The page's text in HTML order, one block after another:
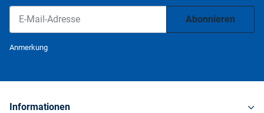
Abonnieren
Anmerkung
Informationen